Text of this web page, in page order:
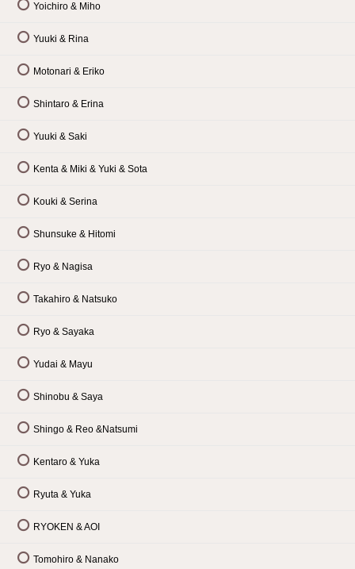
Yoichiro & Miho
Yuuki & Rina
Motonari & Eriko
Shintaro & Erina
Yuuki & Saki
Kenta & Miki & Yuki & Sota
Kouki & Serina
Shunsuke & Hitomi
Ryo & Nagisa
Takahiro & Natsuko
Ryo & Sayaka
Yudai & Mayu
Shinobu & Saya
Shingo & Reo &Natsumi
Kentaro & Yuka
Ryuta & Yuka
RYOKEN & AOI
Tomohiro & Nanako